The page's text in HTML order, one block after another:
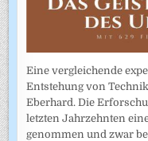
Eine vergleichende
Entstehung von
Eberhard. Die
letzten Jahrzehnten
genommen und zwar